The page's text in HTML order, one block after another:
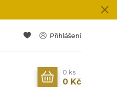
Přihlášení
0 ks
0 Kč